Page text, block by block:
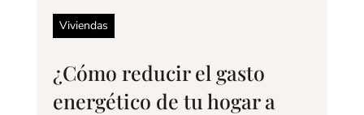
Viviendas
¿Cómo reducir el gasto
energético de tu hogar a